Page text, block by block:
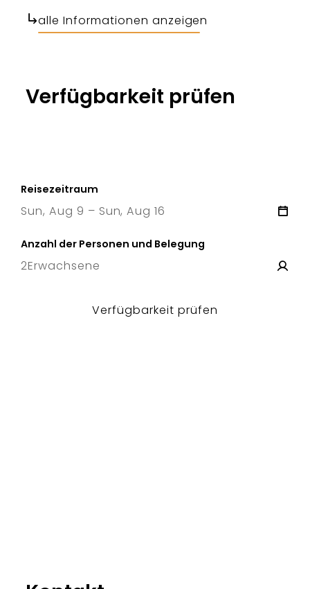
alle Informationen anzeigen
Verfügbarkeit prüfen
Reisezeitraum
Sun, Aug 9 – Sun, Aug 16
Anzahl der Personen und Belegung
2Erwachsene
Verfügbarkeit prüfen